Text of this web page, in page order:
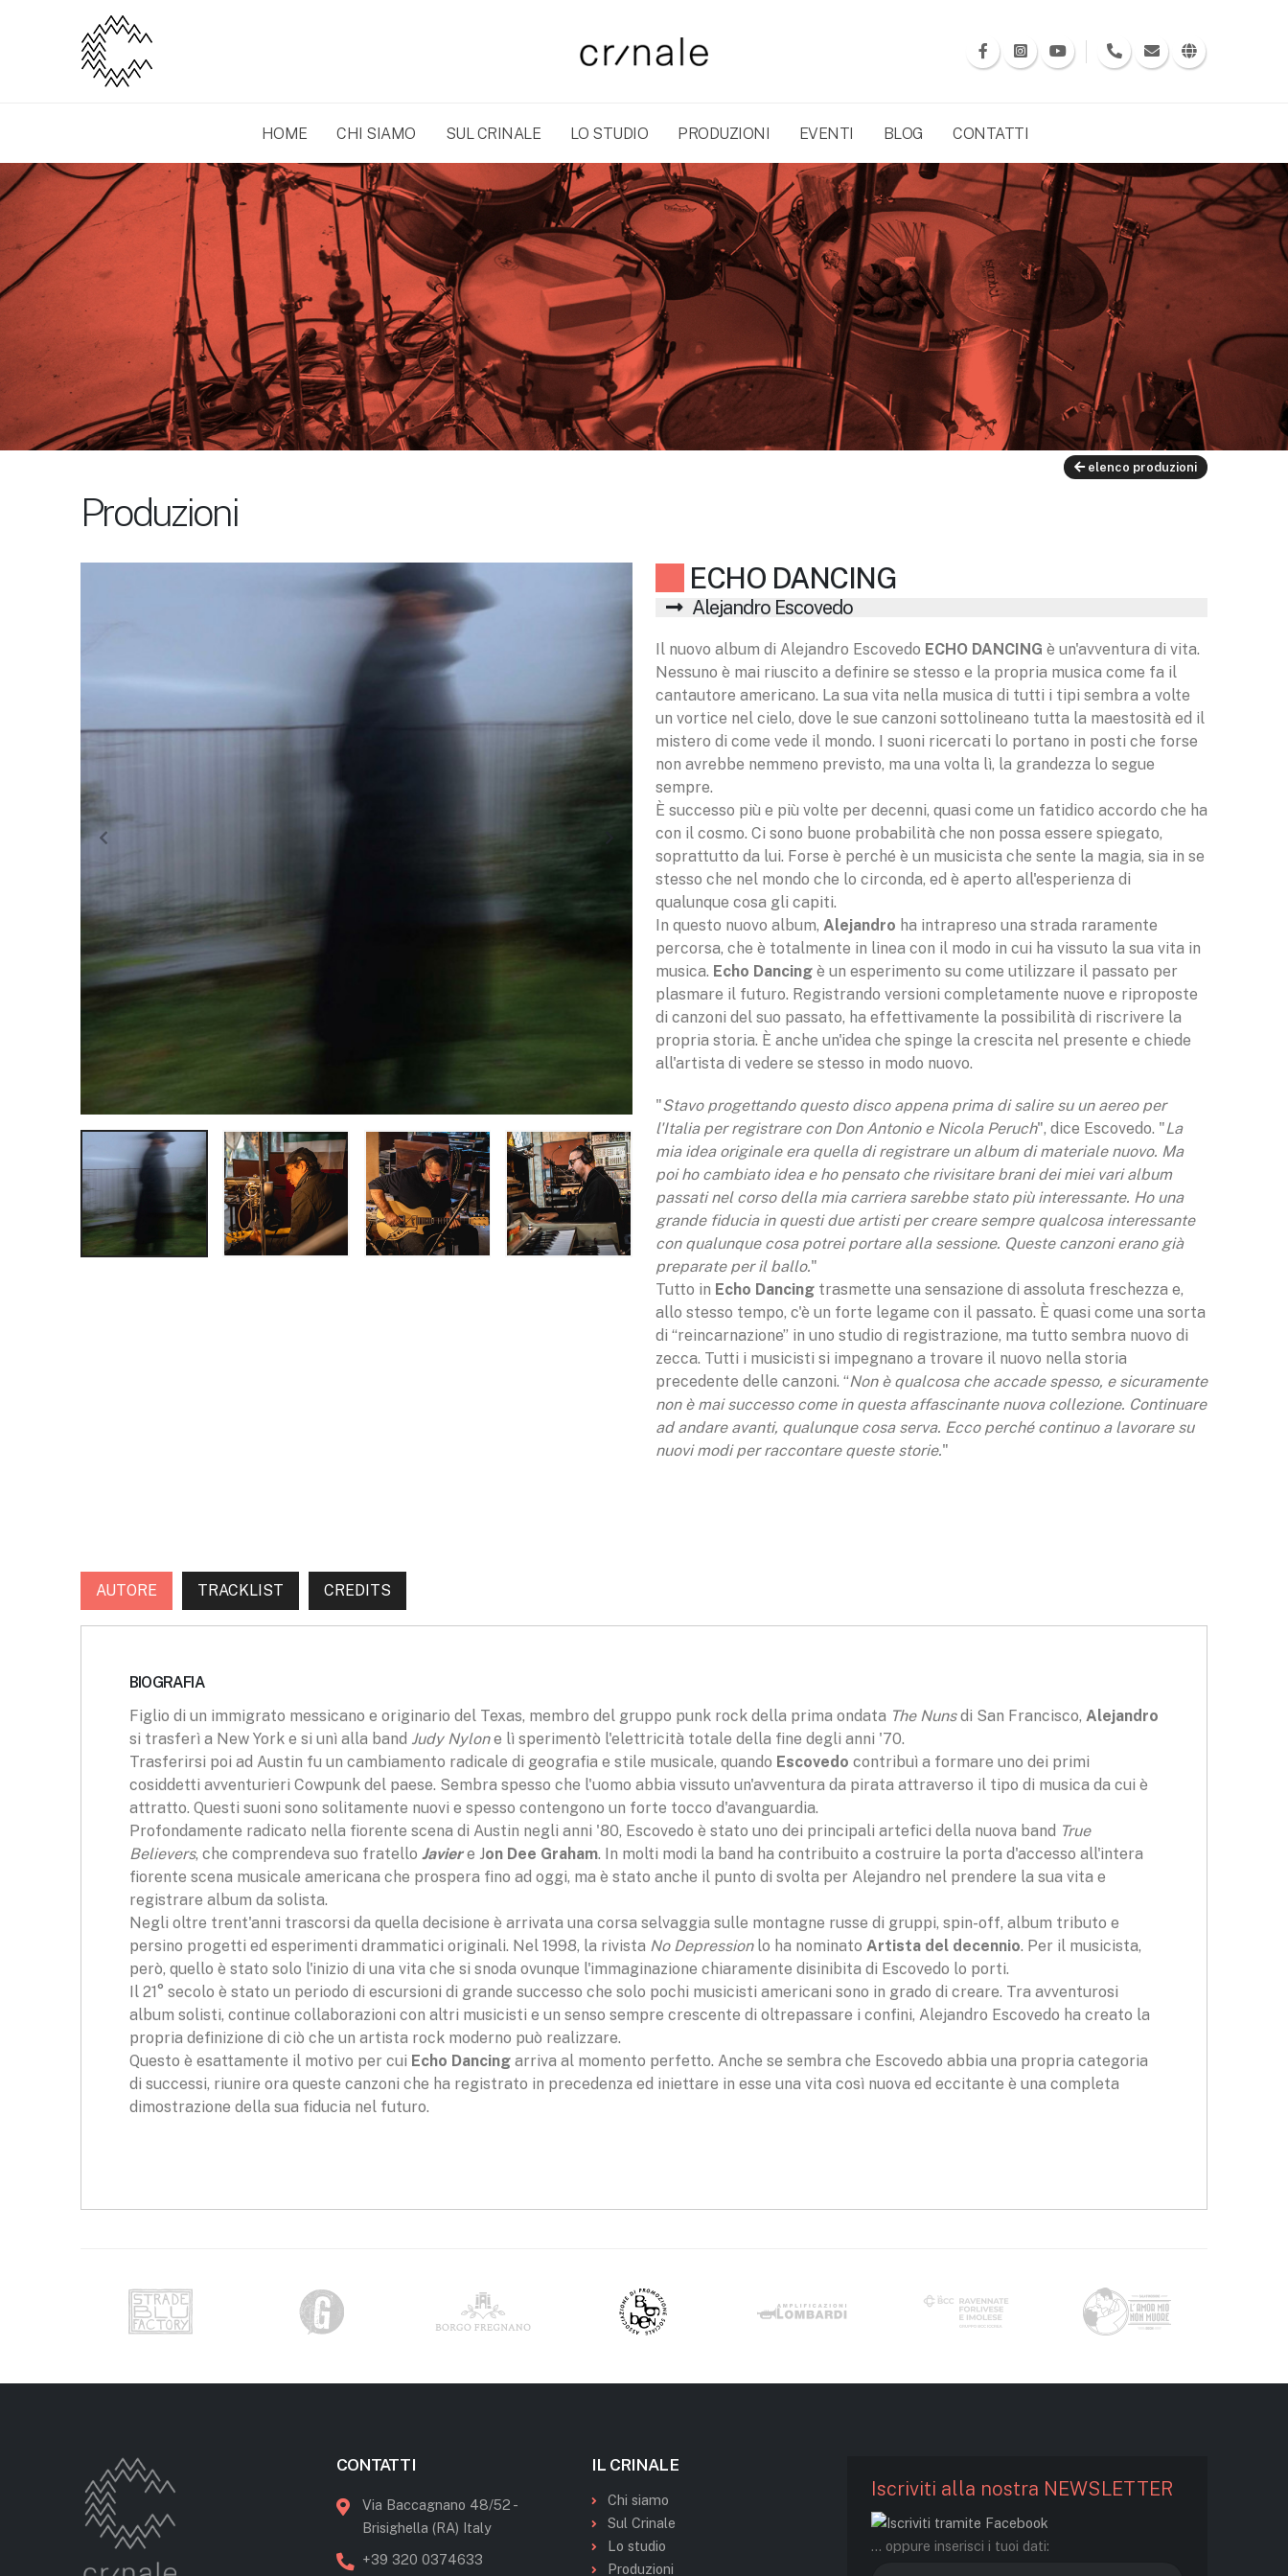
HOME CHI SIAMO SUL CRINALE LO STUDIO PRODUZIONI EVENTI BLOG CONTATTI
elenco produzioni
Produzioni
ECHO DANCING
Alejandro Escovedo
Il nuovo album di Alejandro Escovedo ECHO DANCING è un'avventura di vita.
Nessuno è mai riuscito a definire se stesso e la propria musica come fa il
cantautore americano. La sua vita nella musica di tutti i tipi sembra a volte
un vortice nel cielo, dove le sue canzoni sottolineano tutta la maestosità ed il
mistero di come vede il mondo. I suoni ricercati lo portano in posti che forse
non avrebbe nemmeno previsto, ma una volta lì, la grandezza lo segue
sempre.
È successo più e più volte per decenni, quasi come un fatidico accordo che ha
con il cosmo. Ci sono buone probabilità che non possa essere spiegato,
soprattutto da lui. Forse è perché è un musicista che sente la magia, sia in se
stesso che nel mondo che lo circonda, ed è aperto all'esperienza di
qualunque cosa gli capiti.
In questo nuovo album, Alejandro ha intrapreso una strada raramente
percorsa, che è totalmente in linea con il modo in cui ha vissuto la sua vita in
musica. Echo Dancing è un esperimento su come utilizzare il passato per
plasmare il futuro. Registrando versioni completamente nuove e riproposte
di canzoni del suo passato, ha effettivamente la possibilità di riscrivere la
propria storia. È anche un'idea che spinge la crescita nel presente e chiede
all'artista di vedere se stesso in modo nuovo.
"Stavo progettando questo disco appena prima di salire su un aereo per
l'Italia per registrare con Don Antonio e Nicola Peruch", dice Escovedo. "La
mia idea originale era quella di registrare un album di materiale nuovo. Ma
poi ho cambiato idea e ho pensato che rivisitare brani dei miei vari album
passati nel corso della mia carriera sarebbe stato più interessante. Ho una
grande fiducia in questi due artisti per creare sempre qualcosa interessante
con qualunque cosa potrei portare alla sessione. Queste canzoni erano già
preparate per il ballo."
Tutto in Echo Dancing trasmette una sensazione di assoluta freschezza e,
allo stesso tempo, c'è un forte legame con il passato. È quasi come una sorta
di “reincarnazione” in uno studio di registrazione, ma tutto sembra nuovo di
zecca. Tutti i musicisti si impegnano a trovare il nuovo nella storia
precedente delle canzoni. “Non è qualcosa che accade spesso, e sicuramente
non è mai successo come in questa affascinante nuova collezione. Continuare
ad andare avanti, qualunque cosa serva. Ecco perché continuo a lavorare su
nuovi modi per raccontare queste storie."
AUTORE TRACKLIST CREDITS
BIOGRAFIA
Figlio di un immigrato messicano e originario del Texas, membro del gruppo punk rock della prima ondata The Nunsdi San Francisco, Alejandro
si trasferì a New York e si unì alla band Judy Nylone lì sperimentò l'elettricità totale della fine degli anni '70.
Trasferirsi poi ad Austin fu un cambiamento radicale di geografia e stile musicale, quando Escovedo contribuì a formare uno dei primi
cosiddetti avventurieri Cowpunk del paese. Sembra spesso che l'uomo abbia vissuto un'avventura da pirata attraverso il tipo di musica da cui è
attratto. Questi suoni sono solitamente nuovi e spesso contengono un forte tocco d'avanguardia.
Profondamente radicato nella fiorente scena di Austin negli anni '80, Escovedo è stato uno dei principali artefici della nuova band True
Believers, che comprendeva suo fratello Javier e Jon Dee Graham. In molti modi la band ha contribuito a costruire la porta d'accesso all'intera
fiorente scena musicale americana che prospera fino ad oggi, ma è stato anche il punto di svolta per Alejandro nel prendere la sua vita e
registrare album da solista.
Negli oltre trent'anni trascorsi da quella decisione è arrivata una corsa selvaggia sulle montagne russe di gruppi, spin-off, album tributo e
persino progetti ed esperimenti drammatici originali. Nel 1998, la rivista No Depressionlo ha nominato Artista del decennio. Per il musicista,
però, quello è stato solo l'inizio di una vita che si snoda ovunque l'immaginazione chiaramente disinibita di Escovedo lo porti.
Il 21° secolo è stato un periodo di escursioni di grande successo che solo pochi musicisti americani sono in grado di creare. Tra avventurosi
album solisti, continue collaborazioni con altri musicisti e un senso sempre crescente di oltrepassare i confini, Alejandro Escovedo ha creato la
propria definizione di ciò che un artista rock moderno può realizzare.
Questo è esattamente il motivo per cui Echo Dancing arriva al momento perfetto. Anche se sembra che Escovedo abbia una propria categoria
di successi, riunire ora queste canzoni che ha registrato in precedenza ed iniettare in esse una vita così nuova ed eccitante è una completa
dimostrazione della sua fiducia nel futuro.
CONTATTI
Via Baccagnano 48/52 -
Brisighella (RA) Italy
+39 320 0374633
IL CRINALE
Chi siamo
Sul Crinale
Lo studio
Produzioni
Iscriviti alla nostra NEWSLETTER
... oppure inserisci i tuoi dati: